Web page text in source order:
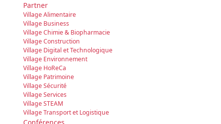
Partner
Village Alimentaire
Village Business
Village Chimie & Biopharmacie
Village Construction
Village Digital et Technologique
Village Environnement
Village HoReCa
Village Patrimoine
Village Sécurité
Village Services
Village STEAM
Village Transport et Logistique